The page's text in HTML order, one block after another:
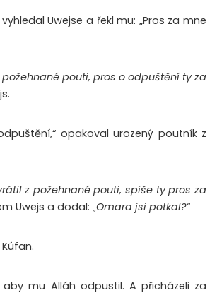
Uwejse a řekl mu: „Pros za mne
požehnané pouti, pros o odpuštění ty za
opakoval urozený poutník z
z požehnané pouti, spíše ty pros za
Uwejs a dodal: „Omara jsi potkal?“
aby mu Alláh odpustil. A přicházeli za